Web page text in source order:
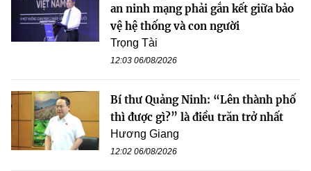
an ninh mạng phải gắn kết giữa bảo
vệ hệ thống và con người
Trọng Tài
12:03 06/08/2026
Bí thư Quảng Ninh: “Lên thành phố
thì được gì?” là điều trăn trở nhất
Hương Giang
12:02 06/08/2026